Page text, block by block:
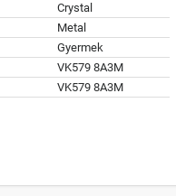
Crystal
Metal
Gyermek
VK579 8A3M
VK579 8A3M